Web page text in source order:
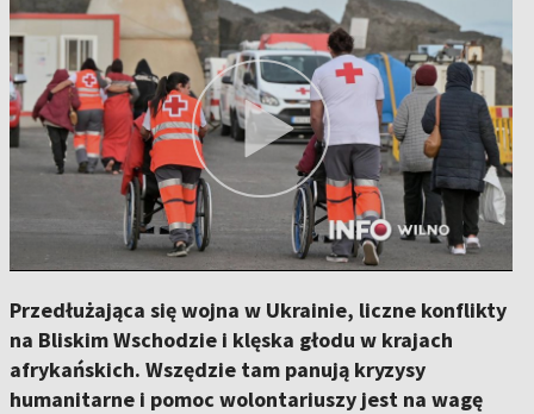
Przedłużająca się wojna w Ukrainie, liczne konflikty
na Bliskim Wschodzie i klęska głodu w krajach
afrykańskich. Wszędzie tam panują kryzysy
humanitarne i pomoc wolontariuszy jest na wagę